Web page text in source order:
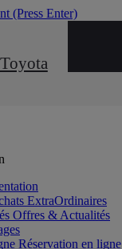
(Press Enter)
ExtraOrdinaires
Offres & Actualités
Réservation en ligne